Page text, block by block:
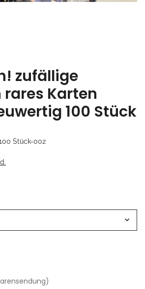
zufällige
Karten
100 Stück
Stück-002